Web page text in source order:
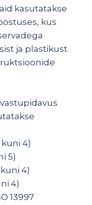
kasutatakse
kus
ja plastikust
4)
5)
4)
4)
13997